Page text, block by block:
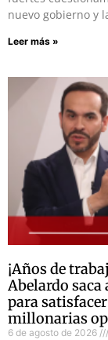
nuevo gobierno y
Leer más »
¡Años de
Abelardo saca
para
millonarias
6 de agosto de 2026